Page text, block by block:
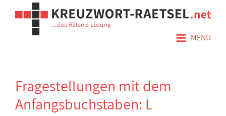
≡ MENÜ
Fragestellungen mit dem
Anfangsbuchstaben: L